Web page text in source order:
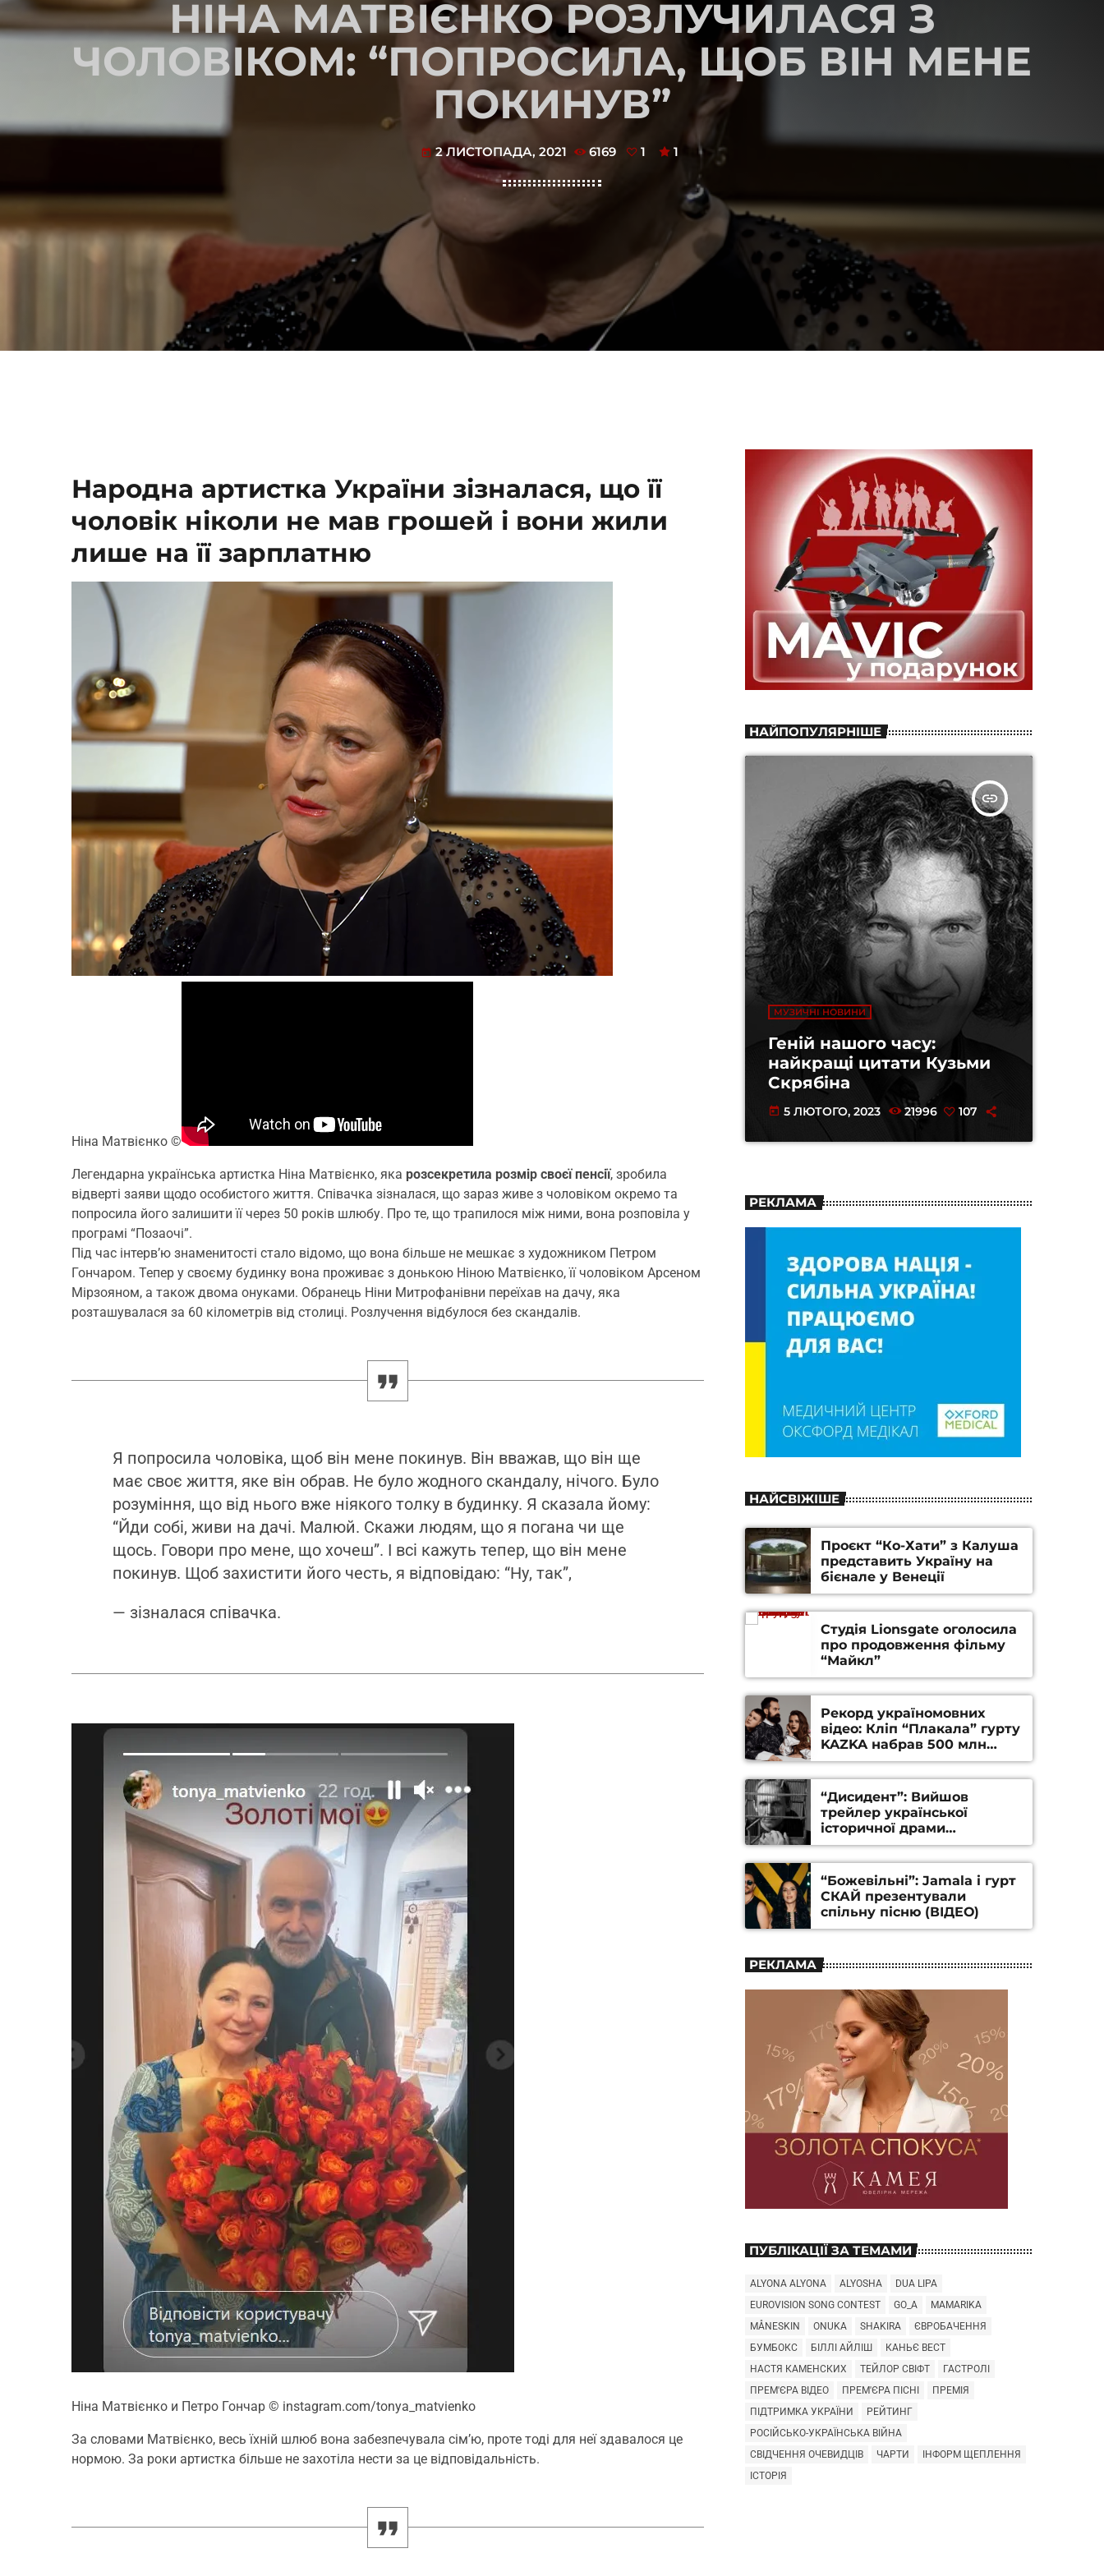
НІНА МАТВІЄНКО РОЗЛУЧИЛАСЯ З
ЧОЛОВІКОМ: “ПОПРОСИЛА, ЩОБ ВІН МЕНЕ
ПОКИНУВ”
today 2 ЛИСТОПАДА, 2021 6169 1 1
Народна артистка України зізналася, що її
чоловік ніколи не мав грошей і вони жили
лише на її зарплатню
Ніна Матвієнко ©
Легендарна українська артистка Ніна Матвієнко, яка розсекретила розмір своєї пенсії, зробила
відверті заяви щодо особистого життя. Співачка зізналася, що зараз живе з чоловіком окремо та
попросила його залишити її через 50 років шлюбу. Про те, що трапилося між ними, вона розповіла у
програмі “Позаочі”.
Під час інтерв’ю знаменитості стало відомо, що вона більше не мешкає з художником Петром
Гончаром. Тепер у своєму будинку вона проживає з донькою Ніною Матвієнко, її чоловіком Арсеном
Мірзояном, а також двома онуками. Обранець Ніни Митрофанівни переїхав на дачу, яка
розташувалася за 60 кілометрів від столиці. Розлучення відбулося без скандалів.
Я попросила чоловіка, щоб він мене покинув. Він вважав, що він ще
має своє життя, яке він обрав. Не було жодного скандалу, нічого. Було
розуміння, що від нього вже ніякого толку в будинку. Я сказала йому:
“Йди собі, живи на дачі. Малюй. Скажи людям, що я погана чи ще
щось. Говори про мене, що хочеш”. І всі кажуть тепер, що він мене
покинув. Щоб захистити його честь, я відповідаю: “Ну, так”,
— зізналася співачка.
Ніна Матвієнко и Петро Гончар © instagram.com/tonya_matvienko
За словами Матвієнко, весь їхній шлюб вона забезпечувала сім’ю, проте тоді для неї здавалося це
нормою. За роки артистка більше не захотіла нести за це відповідальність.
НАЙПОПУЛЯРНІШЕ
insert_link
МУЗИЧНІ НОВИНИ
Геній нашого часу:
найкращі цитати Кузьми
Скрябіна
today 5 ЛЮТОГО, 2023 21996 107
РЕКЛАМА
НАЙСВІЖІШЕ
Проєкт “Ко-Хати” з Калуша
представить Україну на
бієнале у Венеції
Студія Lionsgate оголосила
про продовження фільму
“Майкл”
Рекорд україномовних
відео: Кліп “Плакала” гурту
KAZKA набрав 500 млн
переглядів на YouTube
“Дисидент”: Вийшов
трейлер української
історичної драми
Станіслава Гуренка та
Андрія Алфьорова (ВІДЕО)
“Божевільні”: Jamala і гурт
СКАЙ презентували
спільну пісню (ВІДЕО)
РЕКЛАМА
ПУБЛІКАЦІЇ ЗА ТЕМАМИ
ALYONA ALYONA ALYOSHA
DUA LIPA
EUROVISION SONG CONTEST
GO_A
MAMARIKA
MÅNESKIN
ONUKA SHAKIRA
ЄВРОБАЧЕННЯ
БУМБОКС
БІЛЛІ АЙЛІШ
КАНЬЄ ВЕСТ
НАСТЯ КАМЕНСКИХ
ТЕЙЛОР СВІФТ
ГАСТРОЛІ
ПРЕМ'ЄРА ВІДЕО
ПРЕМ'ЄРА ПІСНІ
ПРЕМІЯ
ПІДТРИМКА УКРАЇНИ
РЕЙТИНГ
РОСІЙСЬКО-УКРАЇНСЬКА ВІЙНА
СВІДЧЕННЯ ОЧЕВИДЦІВ
ЧАРТИ
ІНФОРМ ЩЕПЛЕННЯ
ІСТОРІЯ